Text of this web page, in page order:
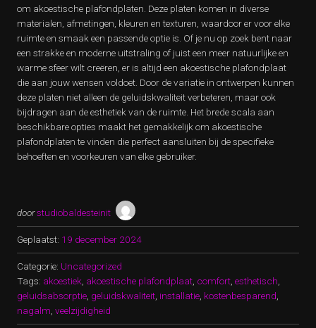
om akoestische plafondplaten. Deze platen komen in diverse
materialen, afmetingen, kleuren en texturen, waardoor er voor elke
ruimte en smaak een passende optie is. Of je nu op zoek bent naar
een strakke en moderne uitstraling of juist een meer natuurlijke en
warme sfeer wilt creëren, er is altijd een akoestische plafondplaat
die aan jouw wensen voldoet. Door de variatie in ontwerpen kunnen
deze platen niet alleen de geluidskwaliteit verbeteren, maar ook
bijdragen aan de esthetiek van de ruimte. Het brede scala aan
beschikbare opties maakt het gemakkelijk om akoestische
plafondplaten te vinden die perfect aansluiten bij de specifieke
behoeften en voorkeuren van elke gebruiker.
doorstudiobaldesteinit
Geplaatst: 19 december 2024
Categorie: Uncategorized
Tags: akoestiek akoestische plafondplaat comfort esthetisch
geluidsabsorptie geluidskwaliteit installatie kostenbesparend
nagalm veelzijdigheid